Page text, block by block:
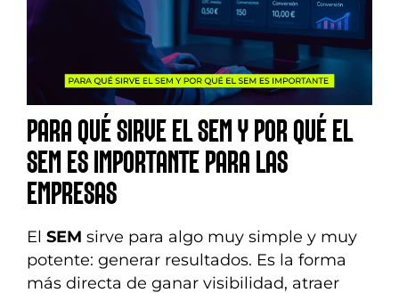
PARA QUÉ SIRVE EL SEM Y POR QUÉ EL
SEM ES IMPORTANTE PARA LAS
EMPRESAS
El SEM sirve para algo muy simple y muy
potente: generar resultados. Es la forma
más directa de ganar visibilidad, atraer